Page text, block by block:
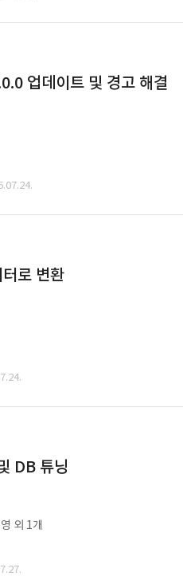
업데이트 및 경고 해결
로 변환
DB 튜닝
외 1개